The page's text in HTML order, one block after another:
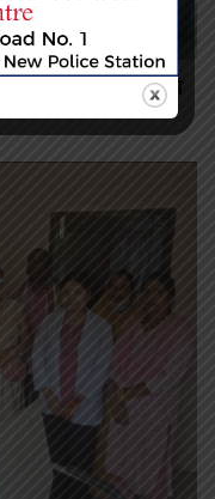
हिन्दू परिषद्ले अघि